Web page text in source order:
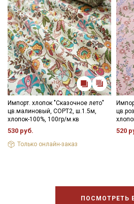
Импорт. хлопок "Сказочное лето"
цв.малиновый, СОРТ2, ш.1.5м,
хлопок-100%, 100гр/м.кв
530 руб.
Только онлайн-заказ
520
ПОСМОТРЕТЬ